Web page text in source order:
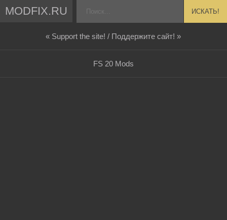
MODFIX.RU ИСКАТЬ!
« Support the site! / Поддержите сайт! »
FS 20 Mods